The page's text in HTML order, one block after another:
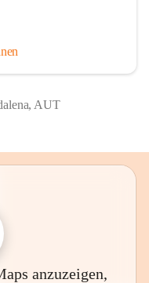
AUT
anzuzeigen,